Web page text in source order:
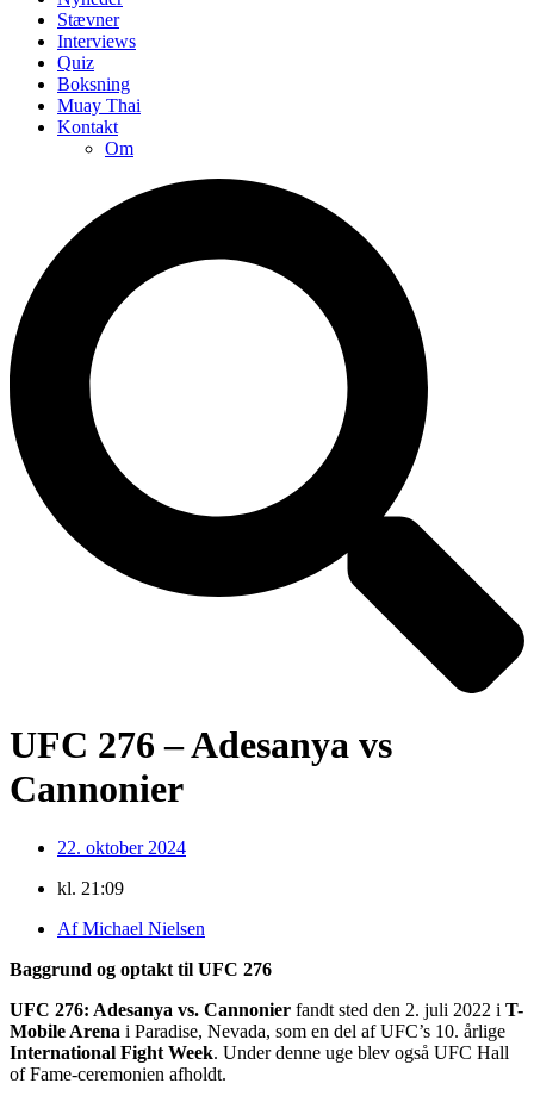
Stævner
Interviews
Quiz
Boksning
Muay Thai
Kontakt
Om
UFC 276 – Adesanya vs
Cannonier
22. oktober 2024
kl. 21:09
AfMichael Nielsen
Baggrund og optakt til UFC 276
UFC 276: Adesanya vs. Cannonier fandt sted den 2. juli 2022 i T-
Mobile Arena i Paradise, Nevada, som en del af UFC’s 10. årlige
International Fight Week. Under denne uge blev også UFC Hall
of Fame-ceremonien afholdt.